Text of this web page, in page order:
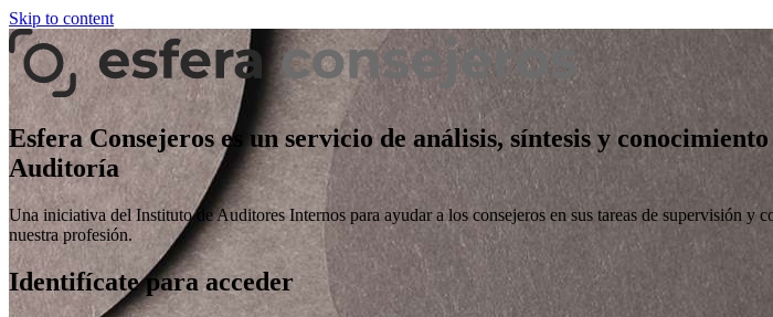
Skip to content
Esfera Consejeros es un servicio de análisis, síntesis y
Auditoría
Una iniciativa del Instituto de Auditores Internos para ayudar a los consejeros en sus tareas de supervisión
nuestra profesión.
Identifícate para acceder